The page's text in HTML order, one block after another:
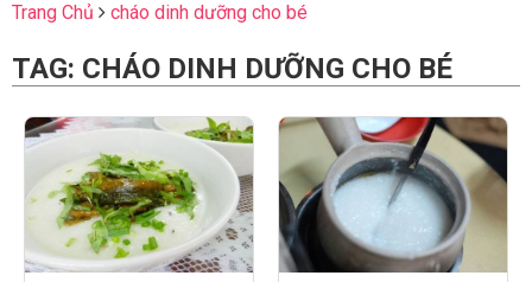
Trang Chủ cháo dinh dưỡng cho bé
TAG: CHÁO DINH DƯỠNG CHO BÉ